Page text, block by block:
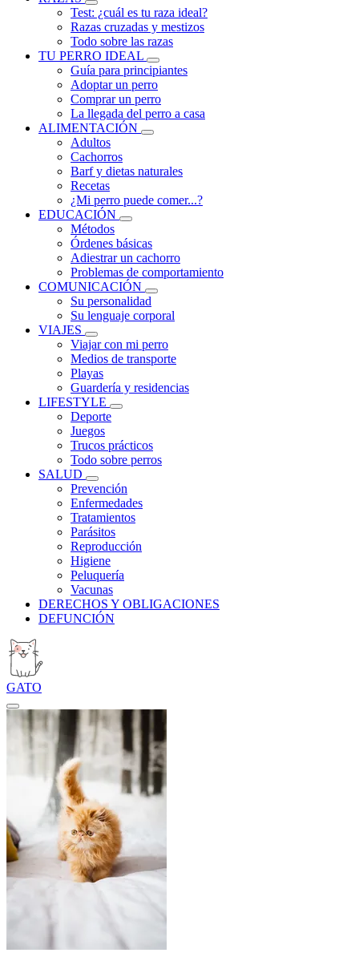
Test: ¿cuál es tu raza ideal?
Razas cruzadas y mestizos
Todo sobre las razas
TU PERRO IDEAL
Guía para principiantes
Adoptar un perro
Comprar un perro
La llegada del perro a casa
ALIMENTACIÓN
Adultos
Cachorros
Barf y dietas naturales
Recetas
¿Mi perro puede comer...?
EDUCACIÓN
Métodos
Órdenes básicas
Adiestrar un cachorro
Problemas de comportamiento
COMUNICACIÓN
Su personalidad
Su lenguaje corporal
VIAJES
Viajar con mi perro
Medios de transporte
Playas
Guardería y residencias
LIFESTYLE
Deporte
Juegos
Trucos prácticos
Todo sobre perros
SALUD
Prevención
Enfermedades
Tratamientos
Parásitos
Reproducción
Higiene
Peluquería
Vacunas
DERECHOS Y OBLIGACIONES
DEFUNCIÓN
GATO